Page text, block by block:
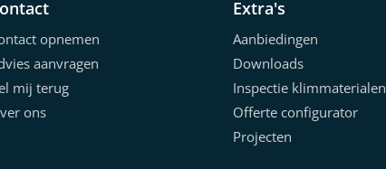
opnemen
aanvragen
mij terug
ons
Extra's
Aanbiedingen
Downloads
Inspectie klimmaterialen
Offerte configurator
Projecten